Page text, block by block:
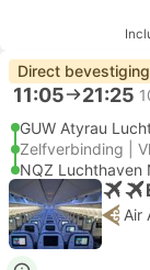
Direct bevestiging
11:05 21:25
GUW Atyrau
Zelfverbinding |
NQZ Luchthaven
Air